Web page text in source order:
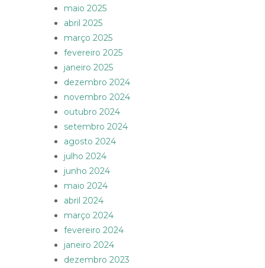
maio 2025
abril 2025
março 2025
fevereiro 2025
janeiro 2025
dezembro 2024
novembro 2024
outubro 2024
setembro 2024
agosto 2024
julho 2024
junho 2024
maio 2024
abril 2024
março 2024
fevereiro 2024
janeiro 2024
dezembro 2023